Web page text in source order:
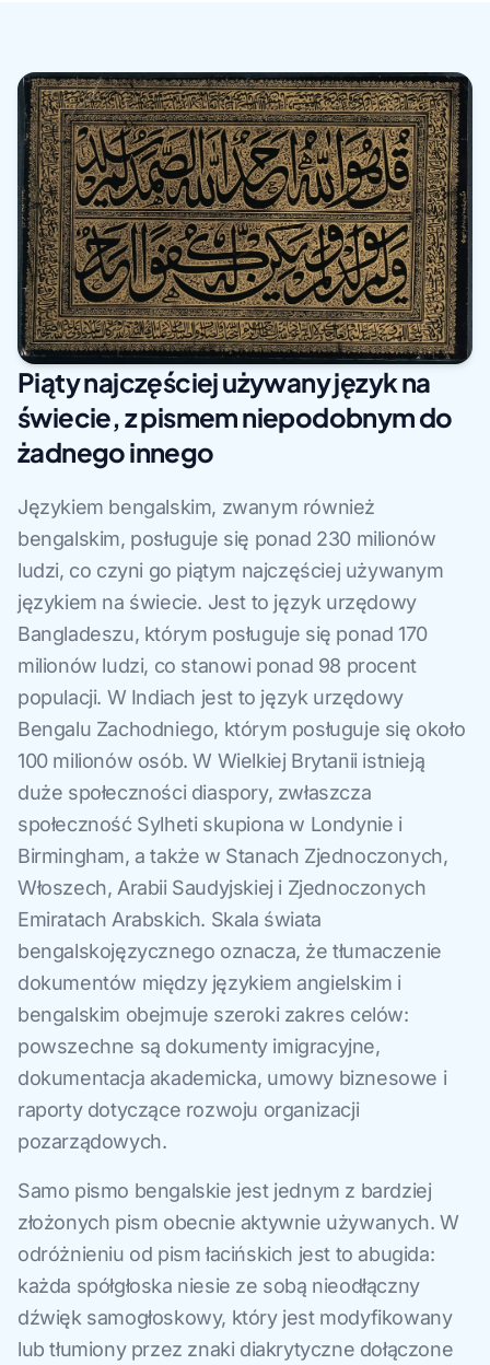
Piąty najczęściej używany język na
świecie, z pismem niepodobnym do
żadnego innego
Językiem bengalskim, zwanym również
bengalskim, posługuje się ponad 230 milionów
ludzi, co czyni go piątym najczęściej używanym
językiem na świecie. Jest to język urzędowy
Bangladeszu, którym posługuje się ponad 170
milionów ludzi, co stanowi ponad 98 procent
populacji. W Indiach jest to język urzędowy
Bengalu Zachodniego, którym posługuje się około
100 milionów osób. W Wielkiej Brytanii istnieją
duże społeczności diaspory, zwłaszcza
społeczność Sylheti skupiona w Londynie i
Birmingham, a także w Stanach Zjednoczonych,
Włoszech, Arabii Saudyjskiej i Zjednoczonych
Emiratach Arabskich. Skala świata
bengalskojęzycznego oznacza, że tłumaczenie
dokumentów między językiem angielskim i
bengalskim obejmuje szeroki zakres celów:
powszechne są dokumenty imigracyjne,
dokumentacja akademicka, umowy biznesowe i
raporty dotyczące rozwoju organizacji
pozarządowych.
Samo pismo bengalskie jest jednym z bardziej
złożonych pism obecnie aktywnie używanych. W
odróżnieniu od pism łacińskich jest to abugida:
każda spółgłoska niesie ze sobą nieodłączny
dźwięk samogłoskowy, który jest modyfikowany
lub tłumiony przez znaki diakrytyczne dołączone